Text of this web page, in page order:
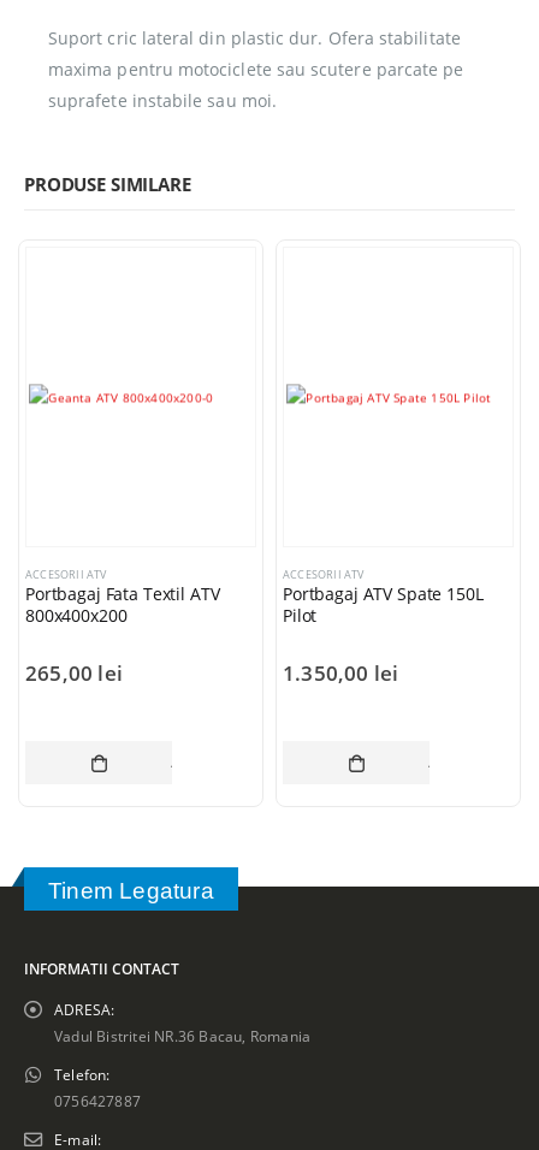
Suport cric lateral din plastic dur. Ofera stabilitate
maxima pentru motociclete sau scutere parcate pe
suprafete instabile sau moi.
PRODUSE SIMILARE
ACCESORII ATV
Portbagaj Fata Textil ATV
800x400x200
265,00 lei
ADAUGĂ ÎN COȘ
ACCESORII ATV
Portbagaj ATV Spate 150L
Pilot
1.350,00 lei
ADAUGĂ ÎN COȘ
Tinem Legatura
INFORMATII CONTACT
ADRESA:
Vadul Bistritei NR.36 Bacau, Romania
Telefon:
0756427887
E-mail: